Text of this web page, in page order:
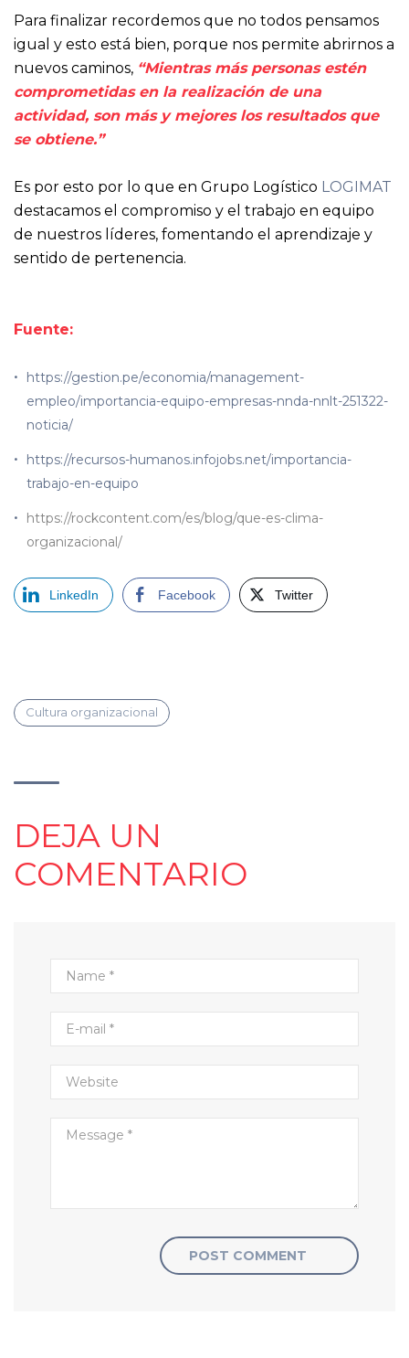
Para finalizar recordemos que no todos pensamos
igual y esto está bien, porque nos permite abrirnos a
nuevos caminos, “Mientras más personas estén
comprometidas en la realización de una
actividad, son más y mejores los resultados que
se obtiene.”
Es por esto por lo que en Grupo Logístico LOGIMAT
destacamos el compromiso y el trabajo en equipo
de nuestros líderes, fomentando el aprendizaje y
sentido de pertenencia.
Fuente:
https://gestion.pe/economia/management-
empleo/importancia-equipo-empresas-nnda-nnlt-251322-
noticia/
https://recursos-humanos.infojobs.net/importancia-
trabajo-en-equipo
https://rockcontent.com/es/blog/que-es-clima-
organizacional/
LinkedIn Facebook Twitter
Cultura organizacional
DEJA UN
COMENTARIO
POST COMMENT